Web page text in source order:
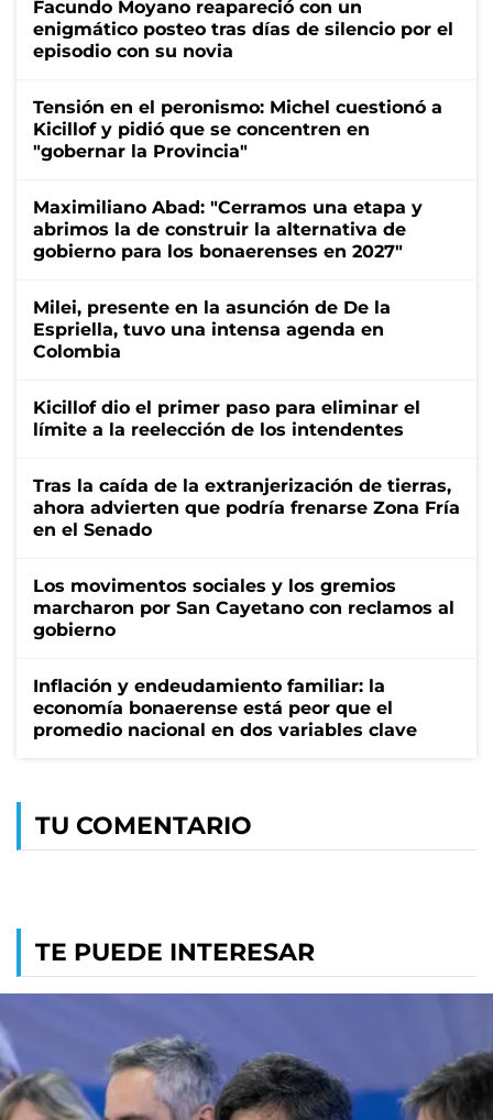
Facundo Moyano reapareció con un
enigmático posteo tras días de silencio por el
episodio con su novia
Tensión en el peronismo: Michel cuestionó a
Kicillof y pidió que se concentren en
"gobernar la Provincia"
Maximiliano Abad: "Cerramos una etapa y
abrimos la de construir la alternativa de
gobierno para los bonaerenses en 2027"
Milei, presente en la asunción de De la
Espriella, tuvo una intensa agenda en
Colombia
Kicillof dio el primer paso para eliminar el
límite a la reelección de los intendentes
Tras la caída de la extranjerización de tierras,
ahora advierten que podría frenarse Zona Fría
en el Senado
Los movimentos sociales y los gremios
marcharon por San Cayetano con reclamos al
gobierno
Inflación y endeudamiento familiar: la
economía bonaerense está peor que el
promedio nacional en dos variables clave
TU COMENTARIO
TE PUEDE INTERESAR